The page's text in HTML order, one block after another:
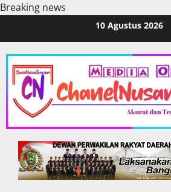
Breaking news
content
10 Agustus 2026